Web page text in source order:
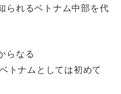
られるベトナム中部を代
らなる
トナムとしては初めて